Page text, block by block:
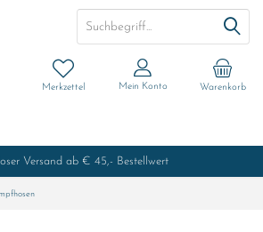
Versand ab € 45,- Bestellwert
Warenkorb
Merkzettel Mein Konto